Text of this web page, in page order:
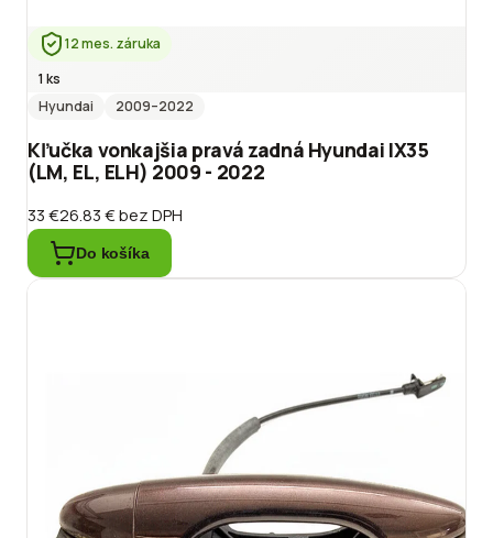
12 mes. záruka
1 ks
Hyundai
2009–2022
Kľučka vonkajšia pravá zadná Hyundai IX35
(LM, EL, ELH) 2009 - 2022
33 €26.83 €bez DPH
Do košíka